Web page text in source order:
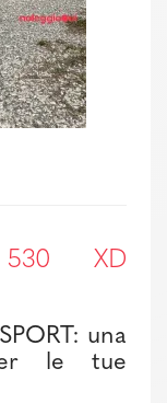
530 XD
una
le tue